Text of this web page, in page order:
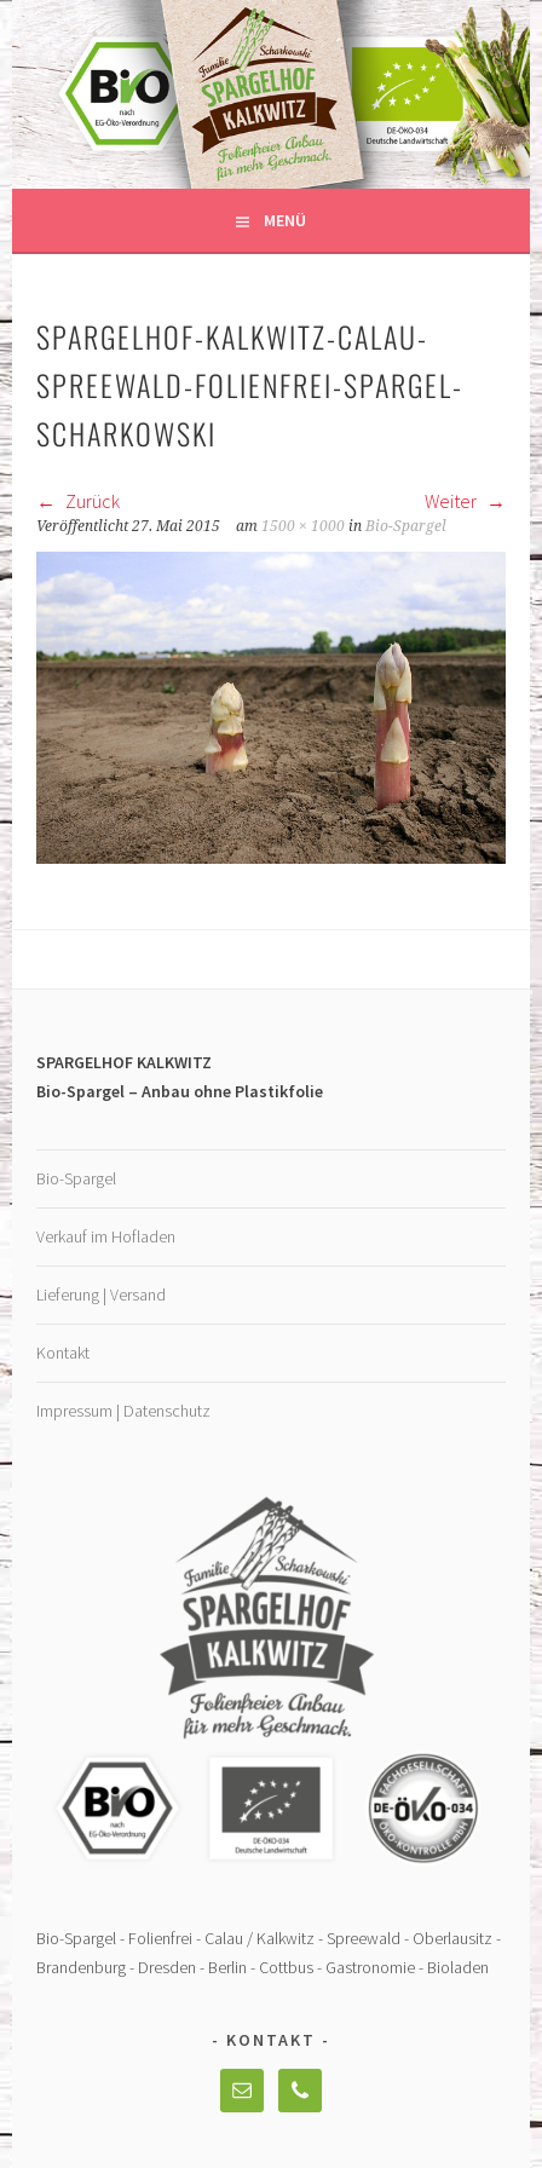
Springe
zum
InhaltBIO-SPARGEL – ANBAU OHNE
PLASTIKFOLIE
SPARGELHOF KALKWITZ
MENÜ
SPARGELHOF-KALKWITZ-CALAU-
SPREEWALD-FOLIENFREI-SPARGEL-
SCHARKOWSKI
Zurück Weiter
Veröffentlicht27. Mai 2015 am 1500 × 1000 inBio-Spargel
SPARGELHOF KALKWITZ
Bio-Spargel – Anbau ohne Plastikfolie
Bio-Spargel
Verkauf im Hofladen
Lieferung | Versand
Kontakt
Impressum | Datenschutz
Bio-Spargel - Folienfrei - Calau / Kalkwitz - Spreewald - Oberlausitz -
Brandenburg - Dresden - Berlin - Cottbus - Gastronomie - Bioladen
KONTAKT